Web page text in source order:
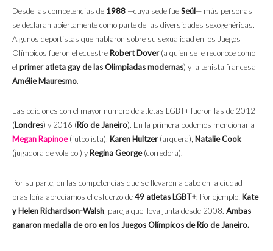
Desde las competencias de 1988 —cuya sede fueSeúl— más personas
se declaran abiertamente como parte de las diversidades sexogenéricas.
Algunos deportistas que hablaron sobre su sexualidad en los Juegos
Olímpicos fueron el ecuestre Robert Dover(a quien se le reconoce como
el primer atleta gay de las Olimpiadas modernas) y la tenista francesa
Amélie Mauresmo.
Las ediciones con el mayor número de atletas LGBT+ fueron las de 2012
(Londres) y 2016 (Río de Janeiro). En la primera podemos mencionar a
Megan Rapinoe(futbolista), Karen Hultzer(arquera), Natalie Cook
(jugadora de voleibol) y Regina George(corredora).
Por su parte, en las competencias que se llevaron a cabo en la ciudad
brasileña apreciamos el esfuerzo de49 atletas LGBT+. Por ejemplo: Kate
y Helen Richardson-Walsh, pareja que lleva junta desde 2008. Ambas
ganaron medalla de oro en los Juegos Olímpicos de Río de Janeiro.